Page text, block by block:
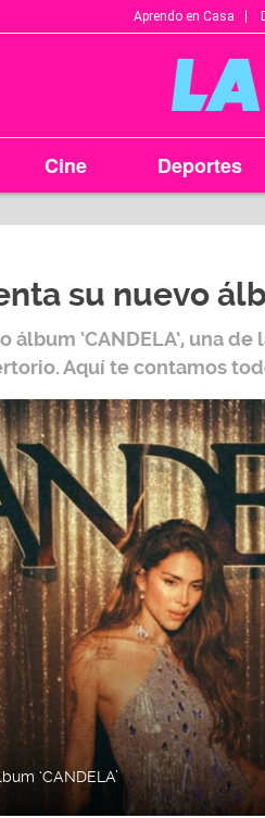
Aprendo en Casa
Cine Deportes
su nuevo
álbum ‘CANDELA’, una de
Aquí te contamos
‘CANDELA’